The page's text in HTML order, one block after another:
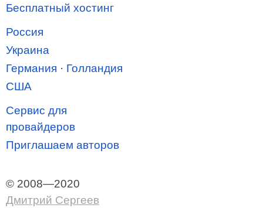
Бесплатный хостинг
Россия
Украина
Германия · Голландия
США
Сервис для
провайдеров
Приглашаем авторов
© 2008—2020
Дмитрий Сергеев